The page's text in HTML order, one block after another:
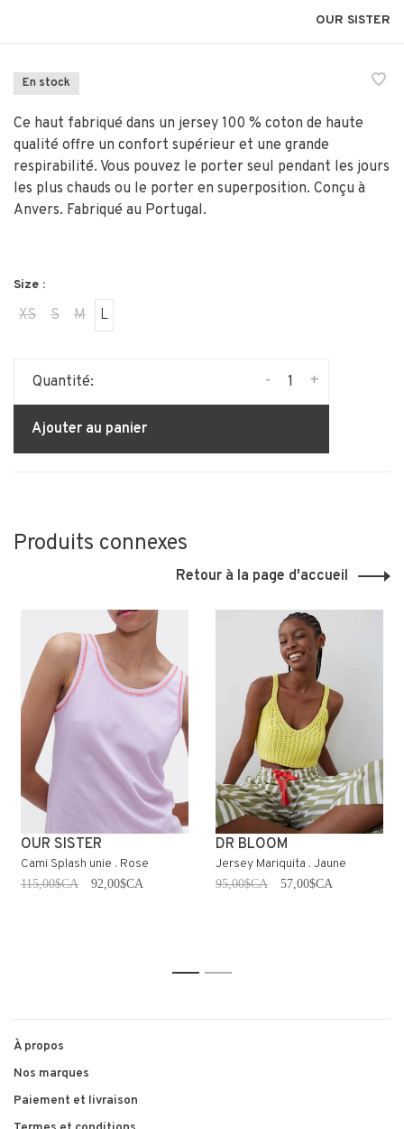
OUR SISTER
En stock
Ce haut fabriqué dans un jersey 100 % coton de haute
qualité offre un confort supérieur et une grande
respirabilité. Vous pouvez le porter seul pendant les jours
les plus chauds ou le porter en superposition. Conçu à
Anvers. Fabriqué au Portugal.
Size :
XS S M L
Quantité: +
-
Ajouter au panier
Produits connexes
Retour à la page d'accueil
OUR SISTER
Cami Splash unie . Rose
115,00$CA 92,00$CA
DR BLOOM
Jersey Mariquita . Jaune
95,00$CA 57,00$CA
1 2
À propos
Nos marques
Paiement et livraison